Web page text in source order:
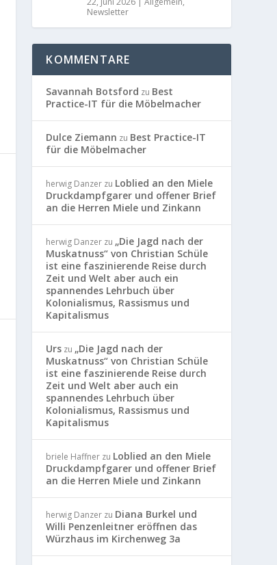
Newsletter
KOMMENTARE
Savannah Botsford zu Best
Practice-IT für die Möbelmacher
Dulce Ziemann zu Best Practice-IT
für die Möbelmacher
herwig Danzer zu Loblied an den Miele
Druckdampfgarer und offener Brief
an die Herren Miele und Zinkann
herwig Danzer zu „Die Jagd nach der
Muskatnuss“ von Christian Schüle
ist eine faszinierende Reise durch
Zeit und Welt aber auch ein
spannendes Lehrbuch über
Kolonialismus, Rassismus und
Kapitalismus
Urs zu „Die Jagd nach der
Muskatnuss“ von Christian Schüle
ist eine faszinierende Reise durch
Zeit und Welt aber auch ein
spannendes Lehrbuch über
Kolonialismus, Rassismus und
Kapitalismus
briele Haffner zu Loblied an den Miele
Druckdampfgarer und offener Brief
an die Herren Miele und Zinkann
herwig Danzer zu Diana Burkel und
Willi Penzenleitner eröffnen das
Würzhaus im Kirchenweg 3a